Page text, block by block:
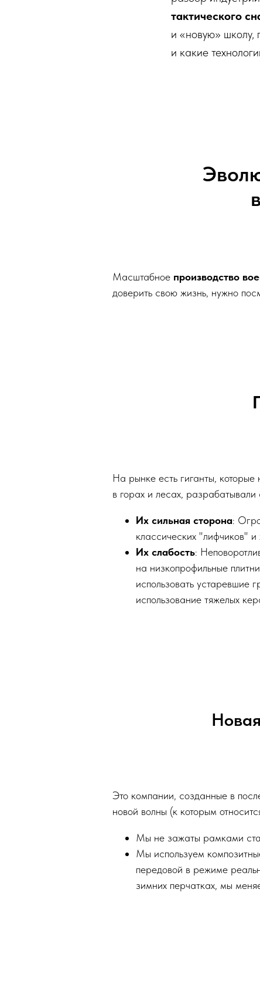
тактического
и «новую» школу,
и какие
Масштабное производство
доверить свою жизнь, нужно
На рынке есть гиганты,
в горах и лесах,
Их сильная сторона:
классических "лифчиков" и
Их слабость:
на низкопрофильные
использовать устаревшие
использование тяжелых
Это компании, созданные в
новой волны (к которым
Мы не зажаты рамками
Мы используем
передовой в режиме
зимних перчатках, мы